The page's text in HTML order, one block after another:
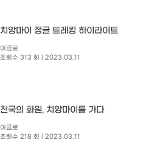
치앙마이 정글 트레킹 하이라이트
이금로
조회수 313 회
| 2023.03.11
천국의 화원, 치앙마이를 가다
이금로
조회수 218 회
| 2023.03.11